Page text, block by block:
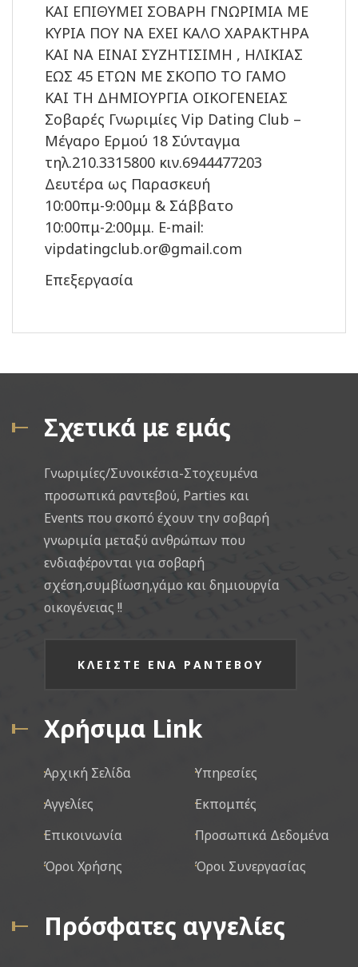
ΚΑΙ ΕΠΙΘΥΜΕΙ ΣΟΒΑΡΗ ΓΝΩΡΙΜΙΑ ΜΕ
ΚΥΡΙΑ ΠΟΥ ΝΑ ΕΧΕΙ ΚΑΛΟ ΧΑΡΑΚΤΗΡΑ
ΚΑΙ ΝΑ ΕΙΝΑΙ ΣΥΖΗΤΙΣΙΜΗ , ΗΛΙΚΙΑΣ
ΕΩΣ 45 ΕΤΩΝ ΜΕ ΣΚΟΠΟ ΤΟ ΓΑΜΟ
ΚΑΙ ΤΗ ΔΗΜΙΟΥΡΓΙΑ ΟΙΚΟΓΕΝΕΙΑΣ
Σοβαρές Γνωριμίες Vip Dating Club –
Μέγαρο Ερμού 18 Σύνταγμα
τηλ.210.3315800 κιν.6944477203
Δευτέρα ως Παρασκευή
10:00πμ-9:00μμ & Σάββατο
10:00πμ-2:00μμ. E-mail:
vipdatingclub.or@gmail.com
Επεξεργασία
Σχετικά με εμάς
Γνωριμίες/Συνοικέσια-Στοχευμένα
προσωπικά ραντεβού, Parties και
Events που σκοπό έχουν την σοβαρή
γνωριμία μεταξύ ανθρώπων που
ενδιαφέρονται για σοβαρή
σχέση,συμβίωση,γάμο και δημιουργία
οικογένειας !!
ΚΛΕΙΣΤΕ ΕΝΑ ΡΑΝΤΕΒΟΥ
Χρήσιμα Link
Αρχική Σελίδα
Υπηρεσίες
Αγγελίες
Εκπομπές
Επικοινωνία
Προσωπικά Δεδομένα
Όροι Χρήσης
Όροι Συνεργασίας
Πρόσφατες αγγελίες